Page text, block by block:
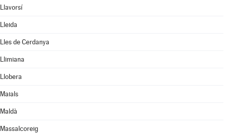
Llavorsí
Lleida
Lles de Cerdanya
Llimiana
Llobera
Maials
Maldà
Massalcoreig